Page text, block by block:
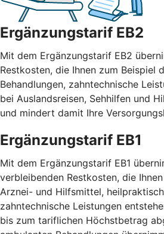
Ergänzungstarif EB2
Mit dem Ergänzungstarif EB2
Restkosten, die Ihnen zum Beispiel
Behandlungen, zahntechnische
bei Auslandsreisen, Sehhilfen und
und mindert damit Ihre
Ergänzungstarif EB1
Mit dem Ergänzungstarif EB1
verbleibenden Restkosten, die
Arznei- und Hilfsmittel,
zahntechnische Leistungen
bis zum tariflichen Höchstbetrag